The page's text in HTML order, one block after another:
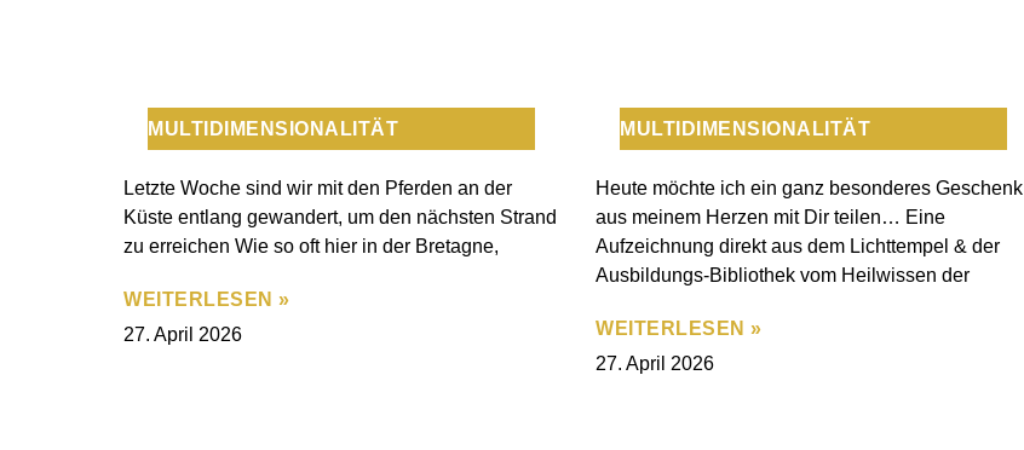
MULTIDIMENSIONALITÄT
Letzte Woche sind wir mit den Pferden an der
Küste entlang gewandert, um den nächsten Strand
zu erreichen Wie so oft hier in der Bretagne,
WEITERLESEN »
27. April 2026
MULTIDIMENSIONALITÄT
Heute möchte ich ein ganz besonderes Geschenk
aus meinem Herzen mit Dir teilen… Eine
Aufzeichnung direkt aus dem Lichttempel & der
Ausbildungs-Bibliothek vom Heilwissen der
WEITERLESEN »
27. April 2026